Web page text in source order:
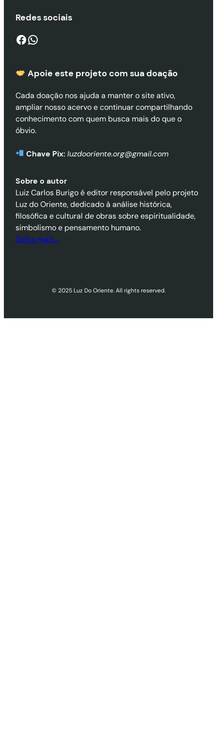
Redes sociais
Facebook WhatsApp
Apoie este projeto com sua doação
Cada doação nos ajuda a manter o site ativo,
ampliar nosso acervo e continuar compartilhando
conhecimento com quem busca mais do que o
óbvio.
Chave Pix: luzdooriente.org@gmail.com
Sobre o autor
Luiz Carlos Burigo é editor responsável pelo projeto
Luz do Oriente, dedicado à análise histórica,
filosófica e cultural de obras sobre espiritualidade,
simbolismo e pensamento humano.
Saiba mais…
© 2025 Luz Do Oriente. All rights reserved.